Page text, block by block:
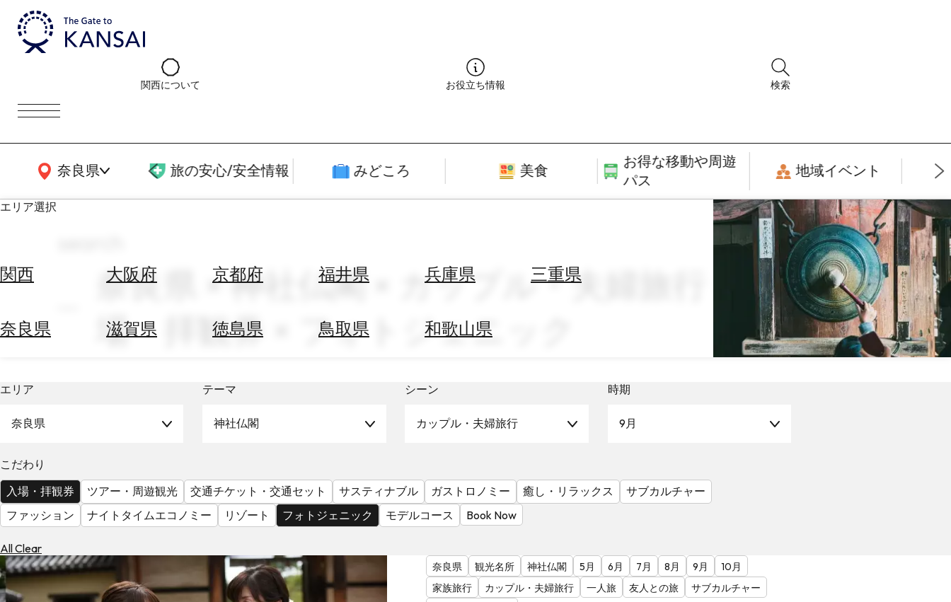
関西について お役立ち情報 検索
奈良県
関西広域MAP 旅の安心/安全情報 みどころ 美食
お得な移動や周遊
パス
地域イベント
エリア選択
関西 大阪府 京都府 福井県 兵庫県 三重県
奈良県 滋賀県 徳島県 鳥取県 和歌山県
べ
る
天
気
を
見
奈良県 × 神社仏閣 × カップル・夫婦旅行 × 9月 × 入
場・拝観券 × フォトジェニック
エリア
奈良県
テーマ
神社仏閣
シーン
カップル・夫婦旅行
時期
9月
こだわり
入場・拝観券
ツアー・周遊観光 交通チケット・交通セット サスティナブル ガストロノミー 癒し・リラックス
サブカルチャー
ファッション
ナイトタイムエコノミー リゾート フォトジェニック モデルコース Book Now
All Clear
奈良県 観光名所 神社仏閣 5月 6月 7月 8月 9月
10月
家族旅行
カップル・夫婦旅行 一人旅 友人との旅
サブカルチャー